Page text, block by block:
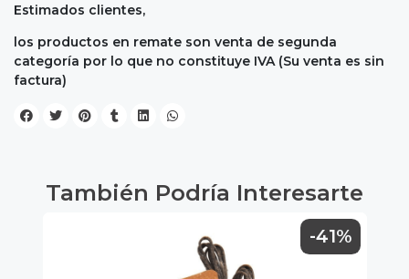
Estimados clientes,
los productos en remate son venta de segunda
categoría por lo que no constituye IVA (Su venta es sin
factura)
También Podría Interesarte
-41%